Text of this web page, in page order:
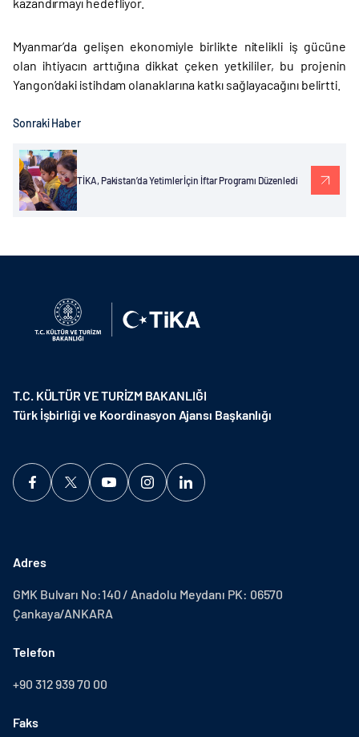
kazandırmayı hedefliyor.
Myanmar’da gelişen ekonomiyle birlikte nitelikli iş gücüne
olan ihtiyacın arttığına dikkat çeken yetkililer, bu projenin
Yangon’daki istihdam olanaklarına katkı sağlayacağını belirtti.
Sonraki Haber
TİKA, Pakistan’da Yetimler İçin İftar Programı Düzenledi
T.C. KÜLTÜR VE TURİZM BAKANLIĞI
Türk İşbirliği ve Koordinasyon Ajansı Başkanlığı
Adres
GMK Bulvarı No:140 / Anadolu Meydanı PK: 06570
Çankaya/ANKARA
Telefon
+90 312 939 70 00
Faks